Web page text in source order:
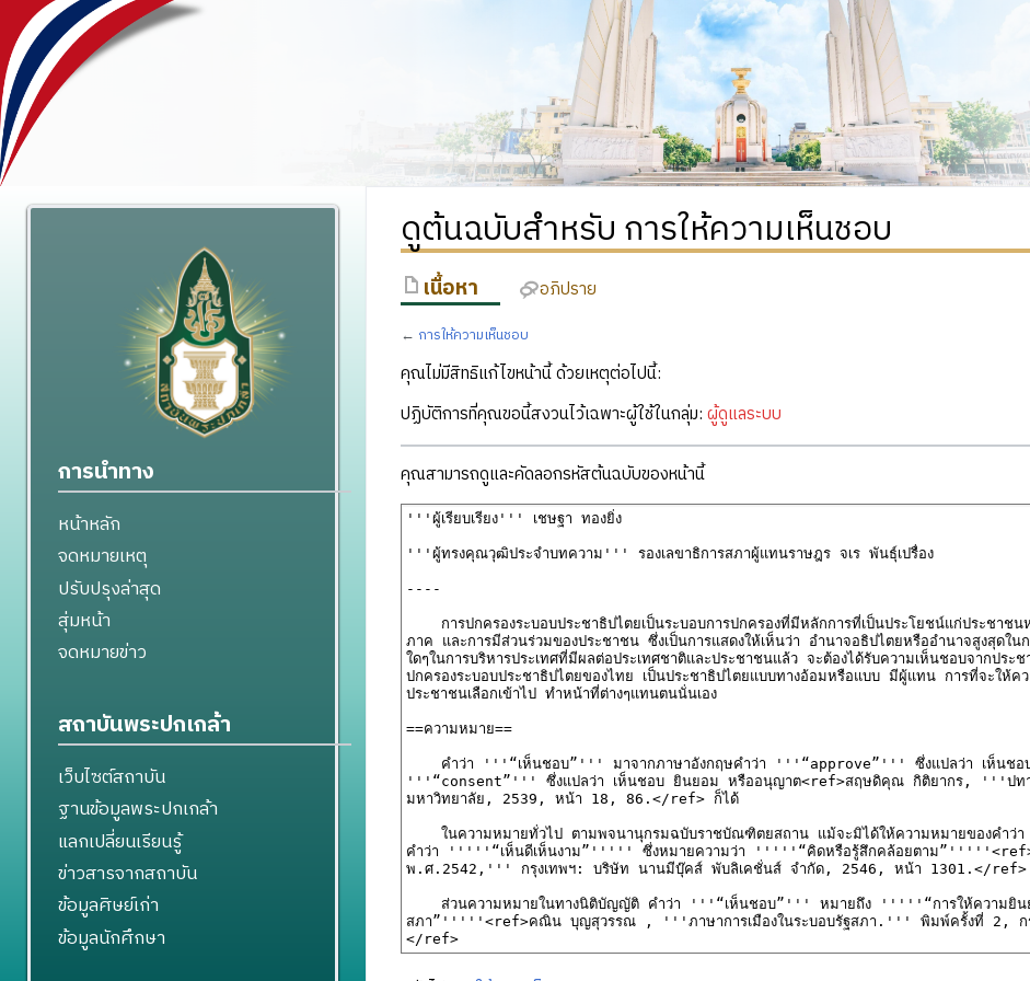
ดูต้นฉบับสำหรับ การให้ความเห็นชอบ
เนื้อหา อภิปราย
← การให้ความเห็นชอบ
คุณไม่มีสิทธิแก้ไขหน้านี้ ด้วยเหตุต่อไปนี้:
ปฏิบัติการที่คุณขอนี้สงวนไว้เฉพาะผู้ใช้ในกลุ่ม: ผู้ดูแลระบบ
คุณสามารถดูและคัดลอกรหัสต้นฉบับของหน้านี้
การนำทาง
หน้าหลัก
จดหมายเหตุ
ปรับปรุงล่าสุด
สุ่มหน้า
จดหมายข่าว
สถาบันพระปกเกล้า
เว็บไซต์สถาบัน
ฐานข้อมูลพระปกเกล้า
แลกเปลี่ยนเรียนรู้
ข่าวสารจากสถาบัน
ข้อมูลศิษย์เก่า
ข้อมูลนักศึกษา